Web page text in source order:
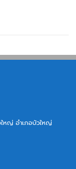
หญ่ อำเภอบัวใหญ่